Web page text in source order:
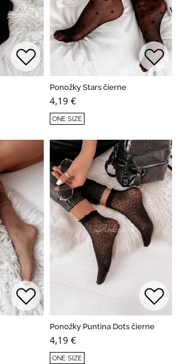
Ponožky Stars čierne
4,19 €
ONE SIZE
Ponožky Puntina Dots čierne
4,19 €
ONE SIZE